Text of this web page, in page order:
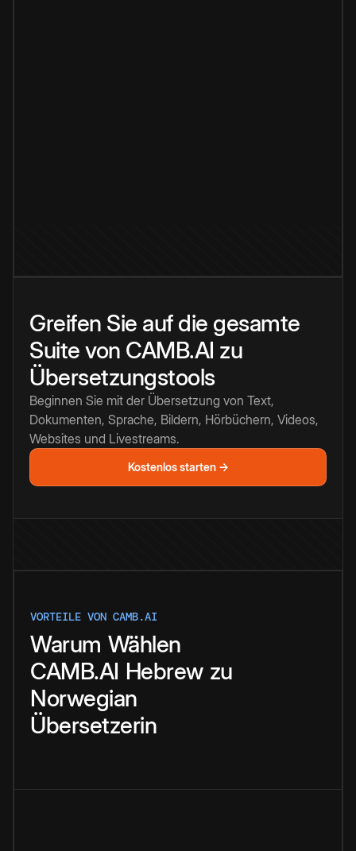
Greifen Sie auf die gesamte
Suite von CAMB.AI zu
Übersetzungstools
Beginnen Sie mit der Übersetzung von Text,
Dokumenten, Sprache, Bildern, Hörbüchern, Videos,
Websites und Livestreams.
Kostenlos starten →
VORTEILE VON CAMB.AI
Warum Wählen
CAMB.AI Hebrew zu
Norwegian
Übersetzerin